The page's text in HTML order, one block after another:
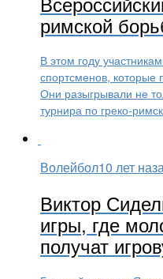
римской
В этом году
спортсменов, которые
Они разыгрывали не
турнира по греко-
Волейбол10 лет
Виктор
игры, где
получат